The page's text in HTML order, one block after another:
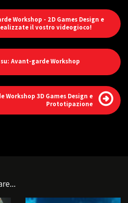
Workshop - 2D Games Design e
il vostro videogioco!
Avant-garde Workshop
Workshop 3D Games Design e
Prototipazione